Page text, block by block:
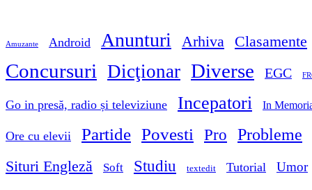
Amuzante Android Anunturi Arhiva Clasamente
Concursuri Dicţionar Diverse EGC
Go in presă, radio și televiziune Incepatori In
Ore cu elevii Partide Povesti Pro Probleme
Situri Engleză Soft Studiu textedit Tutorial Umor